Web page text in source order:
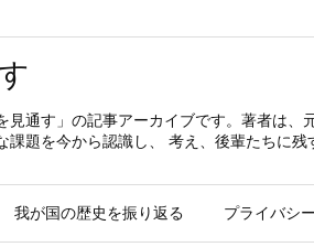
見通す」の記事アーカイブです。著者は
題を今から認識し、 考え、後輩たちに残
我が国の歴史を振り返る プライバシ